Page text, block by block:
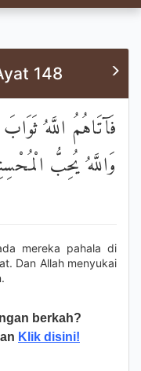
148
فَآتَاهُمُ اللَّهُ
وَاللَّهُ يُحِبُّ
mereka pahala di
Dan Allah menyukai
berkah?
Klik disini!